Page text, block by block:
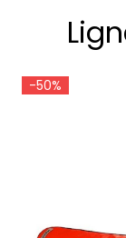
-50%